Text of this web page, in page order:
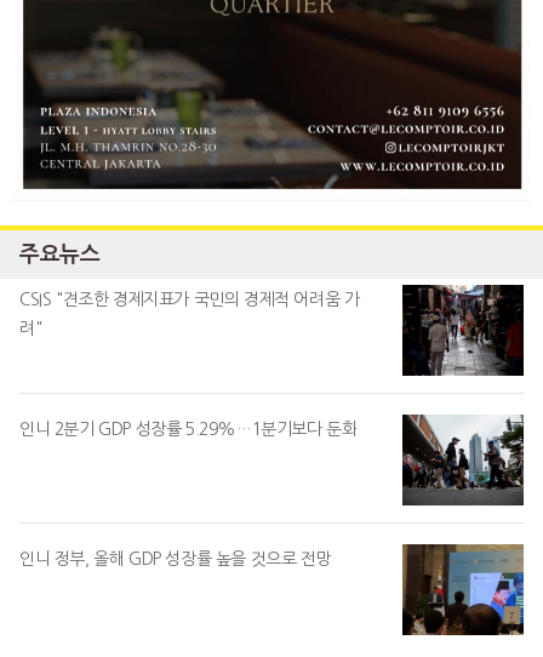
주요뉴스
CSIS "견조한 경제지표가 국민의 경제적 어려움 가
려"
인니 2분기 GDP 성장률 5.29%…1분기보다 둔화
인니 정부, 올해 GDP 성장률 높을 것으로 전망